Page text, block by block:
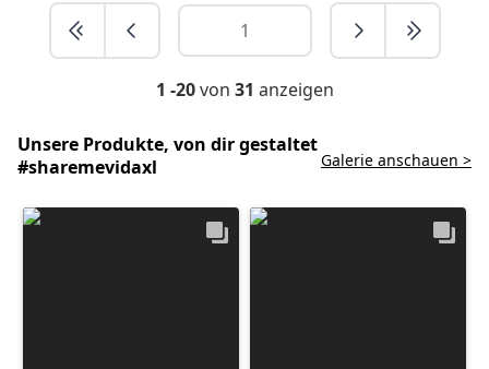
1 -20von 31 anzeigen
Unsere Produkte, von dir gestaltet
#sharemevidaxl
Galerie anschauen >